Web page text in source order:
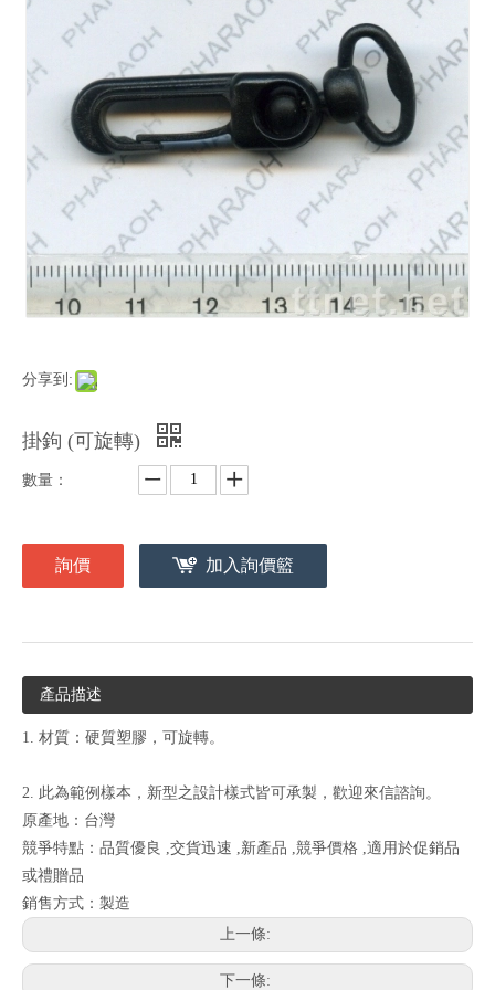
分享到:
掛鉤 (可旋轉)
數量：
詢價 加入詢價籃
產品描述
1. 材質：硬質塑膠，可旋轉。
2. 此為範例樣本，新型之設計樣式皆可承製，歡迎來信諮詢。
原產地：台灣
競爭特點：品質優良 ,交貨迅速 ,新產品 ,競爭價格 ,適用於促銷品
或禮贈品
銷售方式：製造
上一條:
下一條: